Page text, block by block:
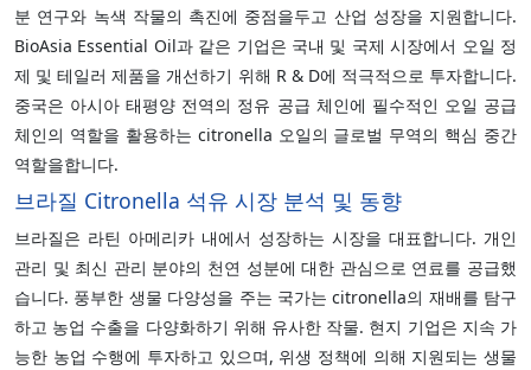
분 연구와 녹색 작물의 촉진에 중점을두고 산업 성장을 지원합니다.
BioAsia Essential Oil과 같은 기업은 국내 및 국제 시장에서 오일 정
제 및 테일러 제품을 개선하기 위해 R & D에 적극적으로 투자합니다.
중국은 아시아 태평양 전역의 정유 공급 체인에 필수적인 오일 공급
체인의 역할을 활용하는 citronella 오일의 글로벌 무역의 핵심 중간
역할을합니다.
브라질 Citronella 석유 시장 분석 및 동향
브라질은 라틴 아메리카 내에서 성장하는 시장을 대표합니다. 개인
관리 및 최신 관리 분야의 천연 성분에 대한 관심으로 연료를 공급했
습니다. 풍부한 생물 다양성을 주는 국가는 citronella의 재배를 탐구
하고 농업 수출을 다양화하기 위해 유사한 작물. 현지 기업은 지속 가
능한 농업 수행에 투자하고 있으며, 위생 정책에 의해 지원되는 생물